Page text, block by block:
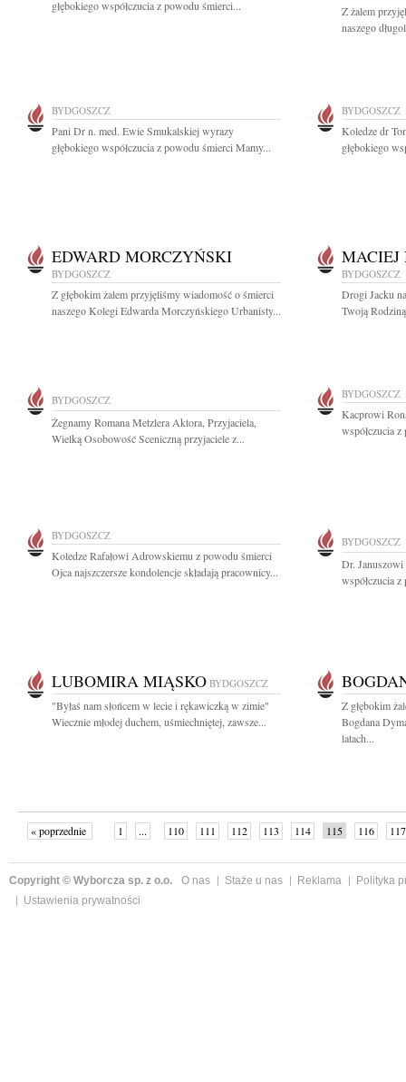
głębokiego współczucia z powodu śmierci...
Z żalem
naszego
BYDGOSZCZ
Pani Dr n. med. Ewie Smukalskiej wyrazy
głębokiego współczucia z powodu śmierci Mamy...
BYDGOSZCZ
Koledze dr
głębokiego
EDWARD MORCZYŃSKI
BYDGOSZCZ
Z głębokim żalem przyjęliśmy wiadomość o śmierci
naszego Kolegi Edwarda Morczyńskiego Urbanisty...
MACIEJ
BYDGOSZCZ
Drogi Jacku
Twoją
BYDGOSZCZ
Żegnamy Romana Metzlera Aktora, Przyjaciela,
Wielką Osobowość Sceniczną przyjaciele z...
BYDGOSZCZ
Kacprowi
współczucia
BYDGOSZCZ
Koledze Rafałowi Adrowskiemu z powodu śmierci
Ojca najszczersze kondolencje składają pracownicy...
BYDGOSZCZ
Dr.
współczucia
LUBOMIRA MIĄSKO BYDGOSZCZ
"Byłaś nam słońcem w lecie i rękawiczką w zimie"
Wiecznie młodej duchem, uśmiechniętej, zawsze...
Z głębokim
Bogdana
latach...
« poprzednie 1 ... 110 111 112 113 114 115 116
117
Copyright © Wyborcza sp. z o.o. O nas Staże u nas Reklama
Polityka
Ustawienia prywatności